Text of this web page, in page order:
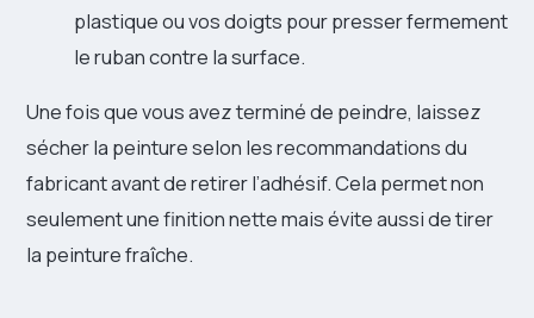
plastique ou vos doigts pour presser fermement
le ruban contre la surface.
Une fois que vous avez terminé de peindre, laissez
sécher la peinture selon les recommandations du
fabricant avant de retirer l’adhésif. Cela permet non
seulement une finition nette mais évite aussi de tirer
la peinture fraîche.